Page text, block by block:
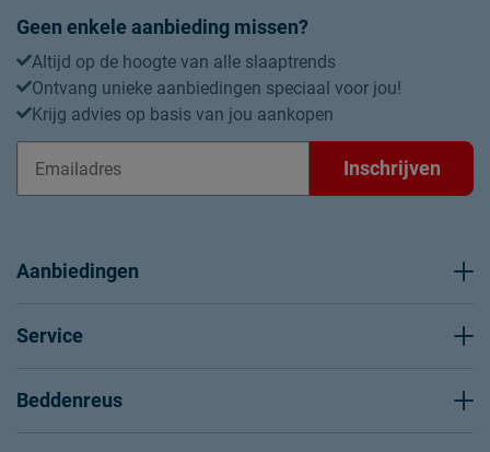
Geen enkele aanbieding missen?
Altijd op de hoogte van alle slaaptrends
Ontvang unieke aanbiedingen speciaal voor jou!
Krijg advies op basis van jou aankopen
Inschrijven
Aanbiedingen
Service
Beddenreus